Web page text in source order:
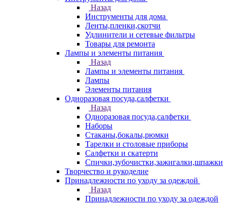
Назад
Инструменты для дома
Ленты,пленки,скотчи
Удлинители и сетевые фильтры
Товары для ремонта
Лампы и элементы питания
Назад
Лампы и элементы питания
Лампы
Элементы питания
Одноразовая посуда,салфетки
Назад
Одноразовая посуда,салфетки
Наборы
Стаканы,бокалы,рюмки
Тарелки и столовые приборы
Салфетки и скатерти
Спички,зубочистки,зажигалки,шпажки
Творчество и рукоделие
Принадлежности по уходу за одеждой
Назад
Принадлежности по уходу за одеждой